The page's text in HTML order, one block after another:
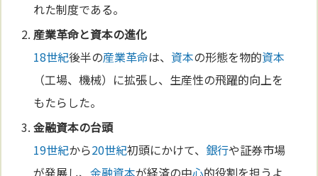
れた制度である。
産業革命と資本の進化
18世紀後半の産業革命は、 資本の形態を物的資本
（工場、機械）に拡張し、生産性の飛躍的向上を
もたらした。
金融資本の台頭
19世紀から20世紀初頭にかけて、 銀行や証券市場